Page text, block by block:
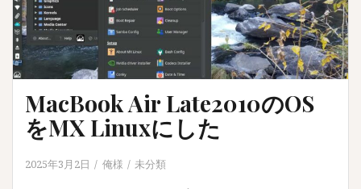
MacBook Air Late2010のOS
をMX Linuxにした
2025年3月2日 俺様 未分類